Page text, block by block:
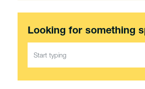
Looking for something